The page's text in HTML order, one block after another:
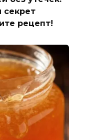
секрет
рецепт!